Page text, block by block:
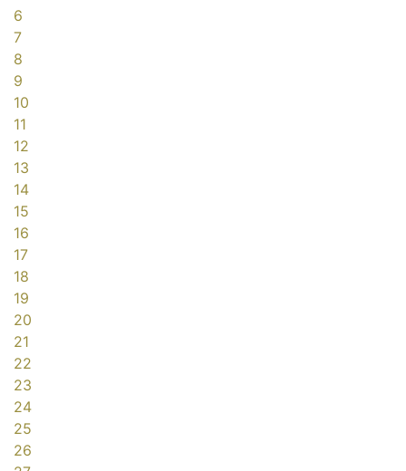
6
7
8
9
10
11
12
13
14
15
16
17
18
19
20
21
22
23
24
25
26